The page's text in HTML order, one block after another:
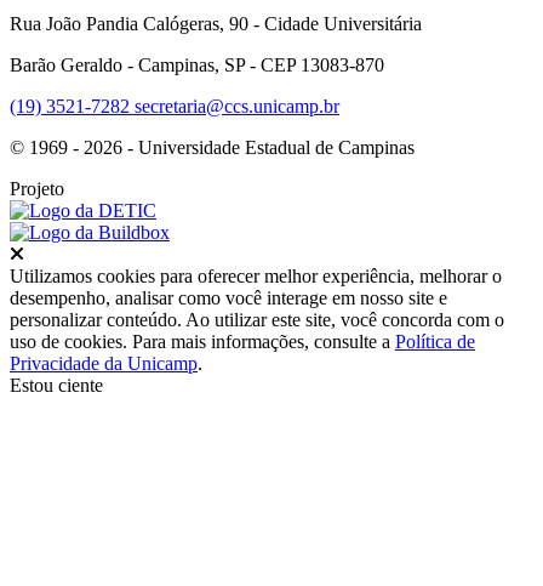
Rua João Pandia Calógeras, 90 - Cidade Universitária
Barão Geraldo - Campinas, SP - CEP 13083-870
(19) 3521-7282 secretaria@ccs.unicamp.br
© 1969 - 2026 - Universidade Estadual de Campinas
Projeto
Utilizamos cookies para oferecer melhor experiência, melhorar o
desempenho, analisar como você interage em nosso site e
personalizar conteúdo. Ao utilizar este site, você concorda com o
uso de cookies. Para mais informações, consulte a Política de
Privacidade da Unicamp.
Estou ciente